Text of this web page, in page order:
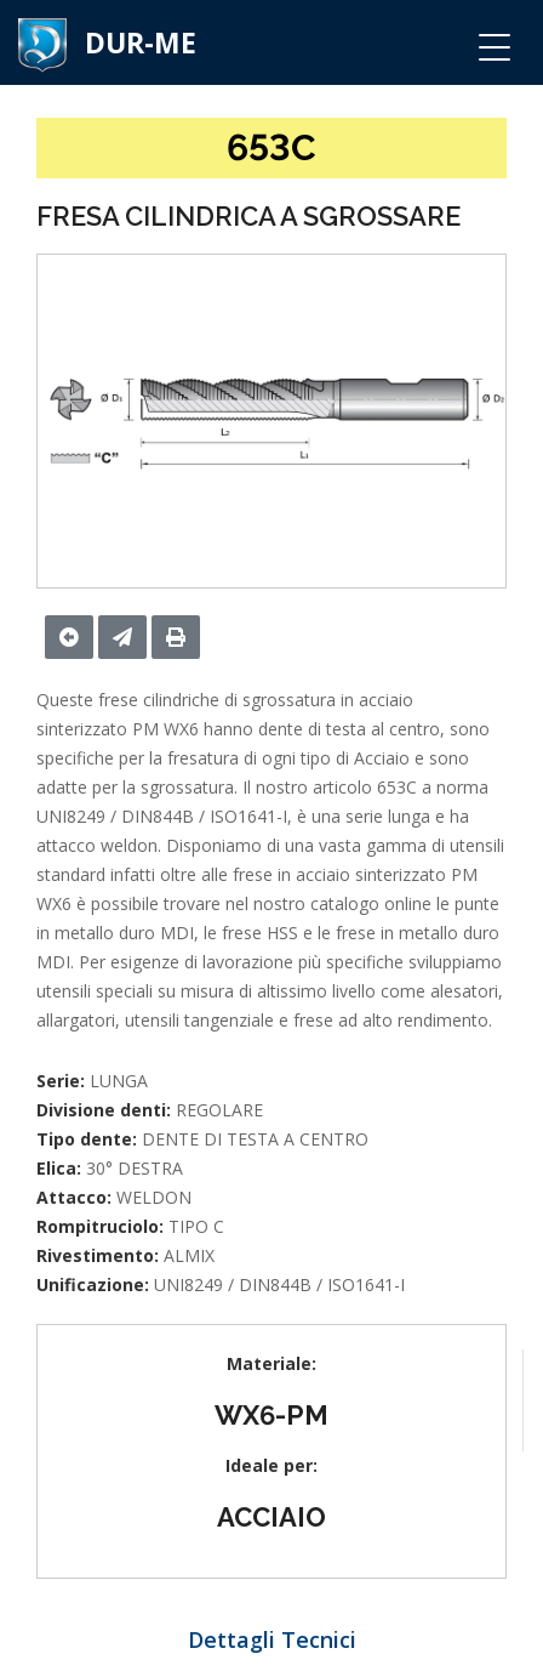
DUR-ME
653C
FRESA CILINDRICA A SGROSSARE
Queste frese cilindriche di sgrossatura in acciaio
sinterizzato PM WX6 hanno dente di testa al centro, sono
specifiche per la fresatura di ogni tipo di Acciaio e sono
adatte per la sgrossatura. Il nostro articolo 653C a norma
UNI8249 / DIN844B / ISO1641-I, è una serie lunga e ha
attacco weldon. Disponiamo di una vasta gamma di utensili
standard infatti oltre alle frese in acciaio sinterizzato PM
WX6 è possibile trovare nel nostro catalogo online le punte
in metallo duro MDI, le frese HSS e le frese in metallo duro
MDI. Per esigenze di lavorazione più specifiche sviluppiamo
utensili speciali su misura di altissimo livello come alesatori,
allargatori, utensili tangenziale e frese ad alto rendimento.
Serie: LUNGA
Divisione denti: REGOLARE
Tipo dente: DENTE DI TESTA A CENTRO
Elica: 30° DESTRA
Attacco: WELDON
Rompitruciolo: TIPO C
Rivestimento: ALMIX
Unificazione: UNI8249 / DIN844B / ISO1641-I
Materiale:
WX6-PM
Ideale per:
ACCIAIO
Dettagli Tecnici